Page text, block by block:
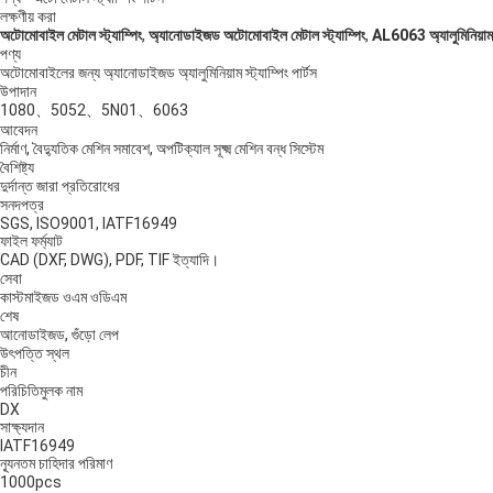
লক্ষণীয় করা
অটোমোবাইল মেটাল স্ট্যাম্পিং, অ্যানোডাইজড অটোমোবাইল মেটাল স্ট্যাম্পিং, AL6063 অ্যালুমিনিয়াম
পণ্য
অটোমোবাইলের জন্য অ্যানোডাইজড অ্যালুমিনিয়াম স্ট্যাম্পিং পার্টস
উপাদান
1080、5052、5N01、6063
আবেদন
নির্মাণ, বৈদ্যুতিক মেশিন সমাবেশ, অপটিক্যাল সূক্ষ্ম মেশিন বন্ধ সিস্টেম
বৈশিষ্ট্য
দুর্দান্ত জারা প্রতিরোধের
সনদপত্র
SGS, ISO9001, IATF16949
ফাইল ফর্ম্যাট
CAD (DXF, DWG), PDF, TIF ইত্যাদি।
সেবা
কাস্টমাইজড ওএম ওডিএম
শেষ
আনোডাইজড, গুঁড়ো লেপ
উৎপত্তি স্থল
চীন
পরিচিতিমুলক নাম
DX
সাক্ষ্যদান
IATF16949
ন্যূনতম চাহিদার পরিমাণ
1000pcs